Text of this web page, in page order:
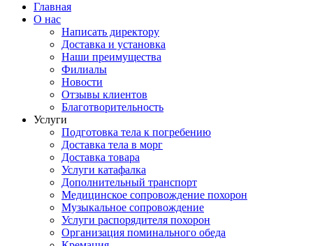
Главная
О нас
Написать директору
Доставка и установка
Наши преимущества
Филиалы
Новости
Отзывы клиентов
Благотворительность
Услуги
Подготовка тела к погребению
Доставка тела в морг
Доставка товара
Услуги катафалка
Дополнительный транспорт
Медицинское сопровождение похорон
Музыкальное сопровождение
Услуги распорядителя похорон
Организация поминального обеда